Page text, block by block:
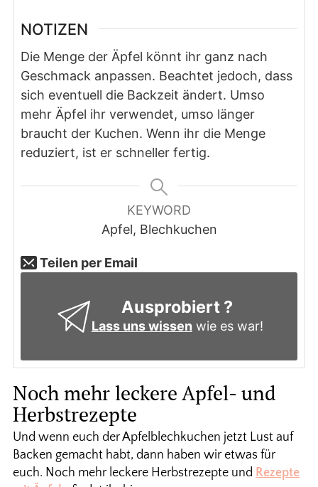
NOTIZEN
Die Menge der Äpfel könnt ihr ganz nach
Geschmack anpassen. Beachtet jedoch, dass
sich eventuell die Backzeit ändert. Umso
mehr Äpfel ihr verwendet, umso länger
braucht der Kuchen. Wenn ihr die Menge
reduziert, ist er schneller fertig.
KEYWORD
Apfel, Blechkuchen
Teilen per Email
Ausprobiert ?
Lass uns wissen wie es war!
Noch mehr leckere Apfel- und
Herbstrezepte
Und wenn euch der Apfelblechkuchen jetzt Lust auf
Backen gemacht habt, dann haben wir etwas für
euch. Noch mehr leckere Herbstrezepte und Rezepte